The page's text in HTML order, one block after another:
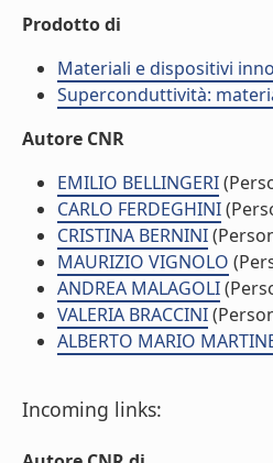
Prodotto di
Materiali e dispositivi
Superconduttività:
Autore CNR
EMILIO BELLINGERI
CARLO FERDEGHINI
CRISTINA BERNINI
MAURIZIO VIGNOLO
ANDREA MALAGOLI
VALERIA BRACCINI
ALBERTO MARIO
Incoming links: